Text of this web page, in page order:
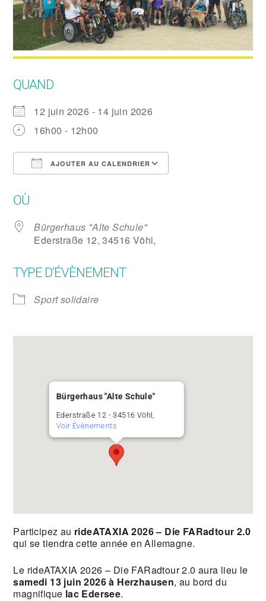
QUAND
12 juin 2026 - 14 juin 2026
16h00 - 12h00
AJOUTER AU CALENDRIER
OÙ
Bürgerhaus "Alte Schule"
Ederstraße 12, 34516 Vöhl,
TYPE D’ÉVÈNEMENT
Sport solidaire
Bürgerhaus "Alte Schule"
Ederstraße 12 - 34516 Vöhl,
Voir Évènements
Participez au rideATAXIA 2026 – Die FARadtour 2.0
qui se tiendra cette année en Allemagne.
Le rideATAXIA 2026 – Die FARadtour 2.0 aura lieu le
samedi 13 juin 2026 à Herzhausen, au bord du
magnifique lac Edersee.